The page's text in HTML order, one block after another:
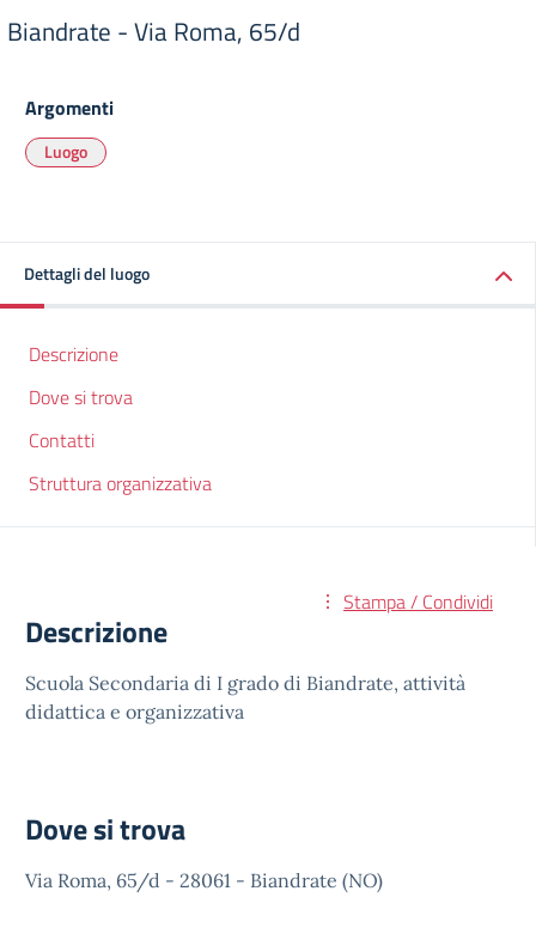
Biandrate - Via Roma, 65/d
Argomenti
Luogo
Dettagli del luogo
Descrizione
Dove si trova
Contatti
Struttura organizzativa
Stampa / Condividi
Descrizione
Scuola Secondaria di I grado di Biandrate, attività
didattica e organizzativa
Dove si trova
Via Roma, 65/d - 28061 - Biandrate (NO)